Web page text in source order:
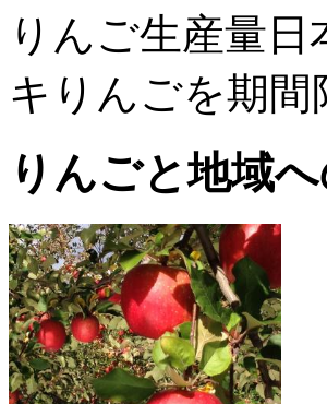
りんご生産量
キりんごを期
りんごと地域